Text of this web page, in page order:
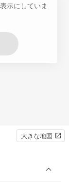
示にしていま
大きな地図